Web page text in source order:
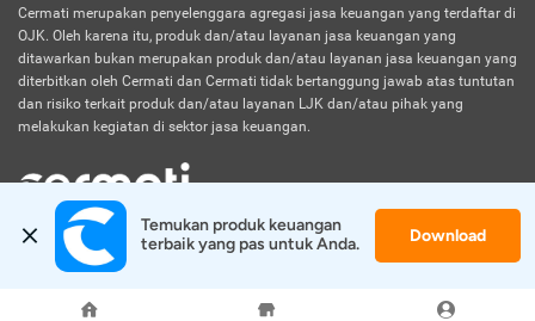
Cermati merupakan penyelenggara agregasi jasa keuangan yang terdaftar di
OJK. Oleh karena itu, produk dan/atau layanan jasa keuangan yang
ditawarkan bukan merupakan produk dan/atau layanan jasa keuangan yang
diterbitkan oleh Cermati dan Cermati tidak bertanggung jawab atas tuntutan
dan risiko terkait produk dan/atau layanan LJK dan/atau pihak yang
melakukan kegiatan di sektor jasa keuangan.
© 2026 Cermati. All Rights Reserved.
Temukan produk keuangan
terbaik yang pas untuk Anda.
Download